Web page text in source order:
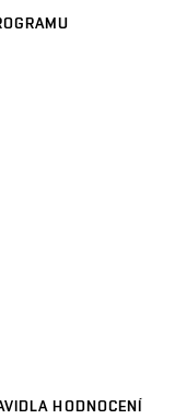
HODNOCENÍ